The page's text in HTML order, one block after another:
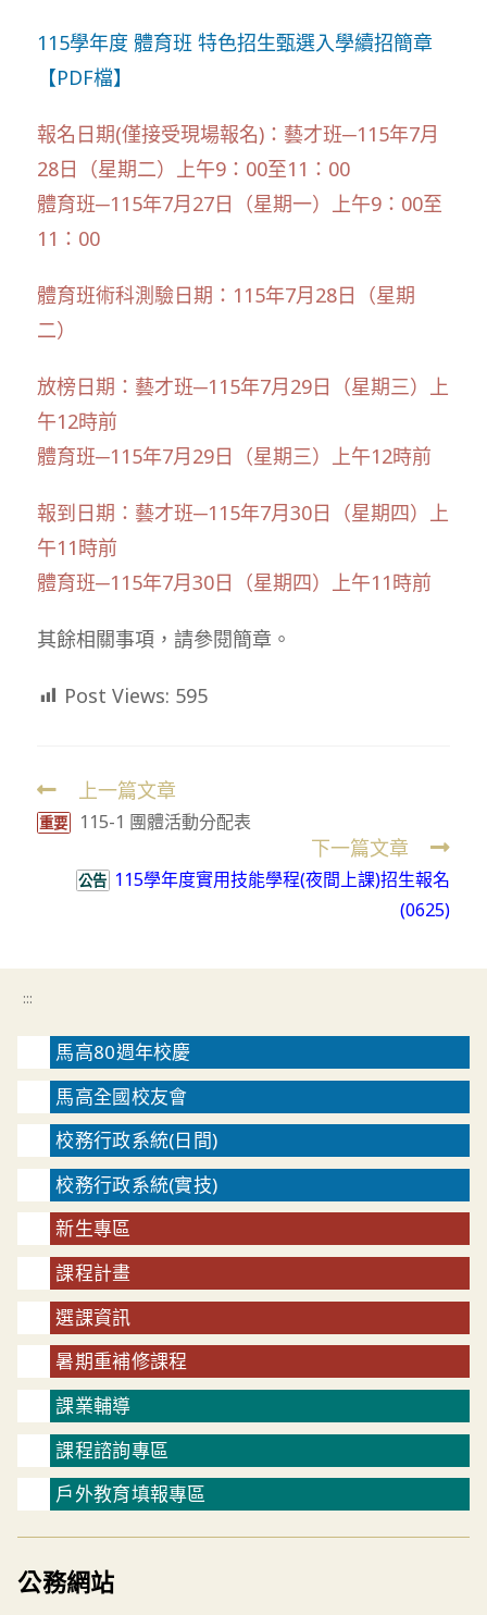
115學年度 體育班 特色招生甄選入學續招簡章
【PDF檔】
報名日期(僅接受現場報名)：藝才班─115年7月
28日（星期二）上午9：00至11：00
體育班─115年7月27日（星期一）上午9：00至
11：00
體育班術科測驗日期：115年7月28日（星期
二）
放榜日期：藝才班─115年7月29日（星期三）上
午12時前
體育班─115年7月29日（星期三）上午12時前
報到日期：藝才班─115年7月30日（星期四）上
午11時前
體育班─115年7月30日（星期四）上午11時前
其餘相關事項，請參閱簡章。
Post Views: 595
Read
more
上一篇文章
重要 115-1 團體活動分配表
下一篇文章
公告 115學年度實用技能學程(夜間上課)招生報名
(0625)
:::
馬高80週年校慶
馬高全國校友會
校務行政系統(日間)
校務行政系統(實技)
新生專區
課程計畫
選課資訊
暑期重補修課程
課業輔導
課程諮詢專區
戶外教育填報專區
公務網站